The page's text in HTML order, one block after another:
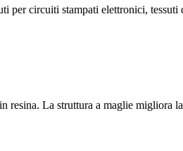
per circuiti stampati elettronici, tessuti
La struttura a maglie migliora